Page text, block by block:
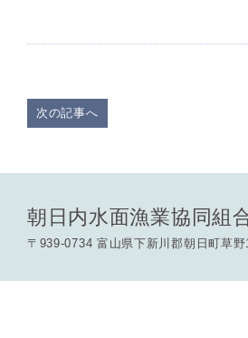
次の記事へ
朝日内水面漁業協同組
〒939-0734 富山県下新川郡朝日町